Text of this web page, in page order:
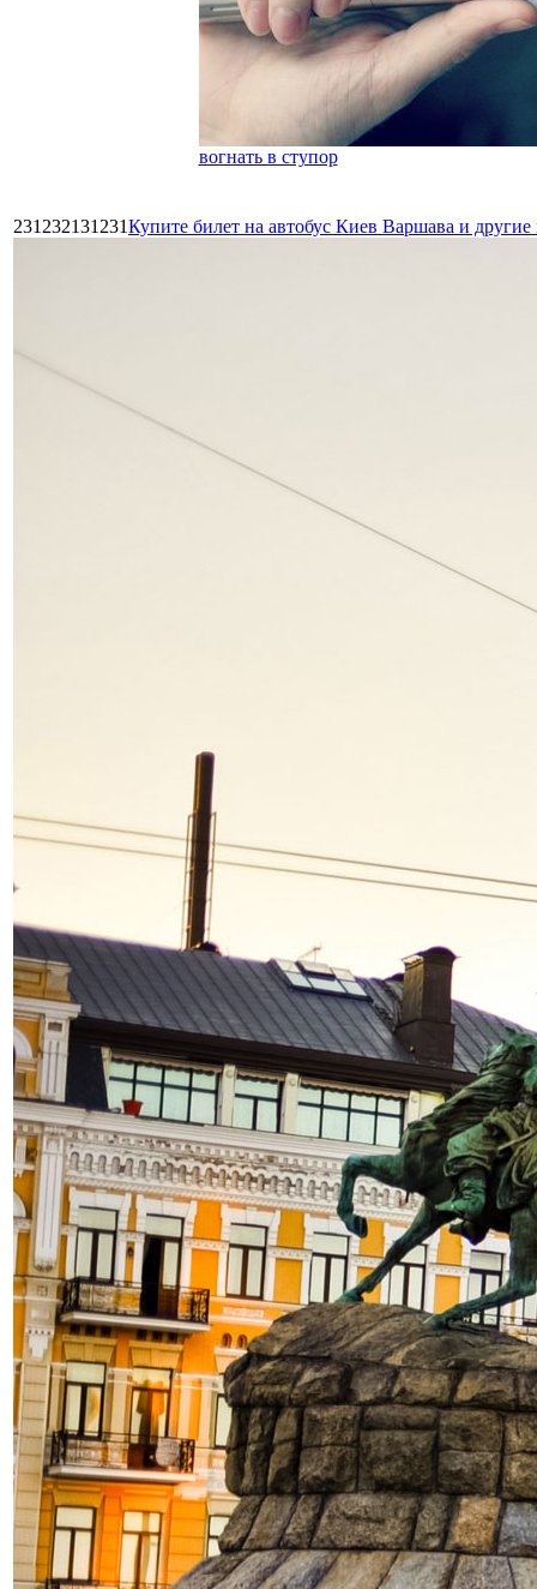
вогнать в ступор
231232131231Купите билет на автобус Киев Варшава и